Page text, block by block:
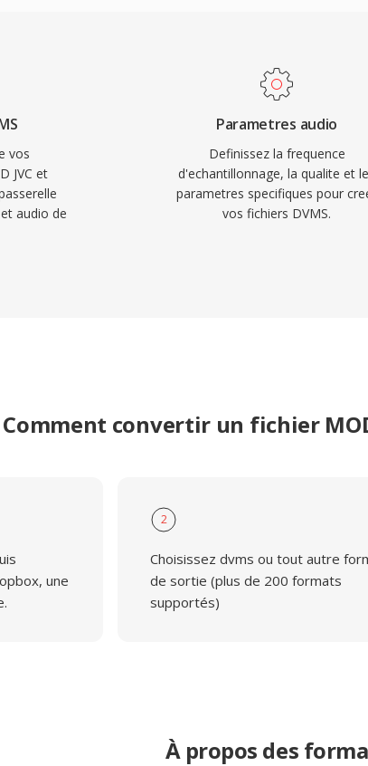
vos
JVC et
audio de
Parametres audio
Definissez la frequence
d'echantillonnage, la qualite et
parametres specifiques pour
vos fichiers DVMS.
Comment convertir un fichier
une
2
Choisissez dvms ou tout autre
de sortie (plus de 200 formats
supportés)
À propos des